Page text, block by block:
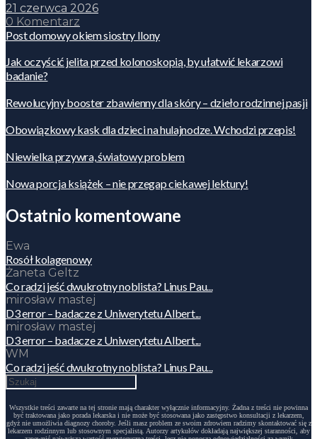
21 czerwca 2026
0 Komentarz
Post domowy okiem siostry Ilony
Jak oczyścić jelita przed kolonoskopią, by ułatwić lekarzowi
badanie?
Rewolucyjny booster zbawienny dla skóry – dzieło rodzinnej pasji
Obowiązkowy kask dla dzieci na hulajnodze. Wchodzi przepis!
Niewielka przywra, światowy problem
Nowa porcja książek – nie przegap ciekawej lektury!
Ostatnio komentowane
Ewa
Rosół kolagenowy
Żaneta Geltz
Co radzi jeść dwukrotny noblista? Linus Pau...
mirosław mastej
D3 error – badacze z Uniwerytetu Albert...
mirosław mastej
D3 error – badacze z Uniwerytetu Albert...
WM
Co radzi jeść dwukrotny noblista? Linus Pau...
Wszystkie treści zawarte na tej stronie mają charakter wyłącznie informacyjny. Żadna z treści nie powinna
być traktowana jako porada lekarska i nie może być stosowana jako zastępstwo konsultacji z lekarzem,
gdyż nie umożliwia diagnozy choroby. Jeśli masz problem ze swoim zdrowiem radzimy skontaktować się z
lekarzem rodzinnym lub stosownym specjalistą. Autorzy artykułów dokładają największej staranności, aby